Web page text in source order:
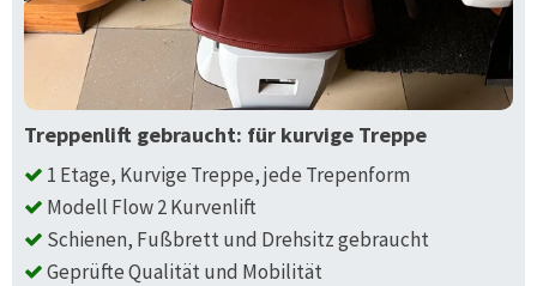
Treppenlift gebraucht: für kurvige Treppe
1 Etage, Kurvige Treppe, jede Trepenform
Modell Flow 2 Kurvenlift
Schienen, Fußbrett und Drehsitz gebraucht
Geprüfte Qualität und Mobilität